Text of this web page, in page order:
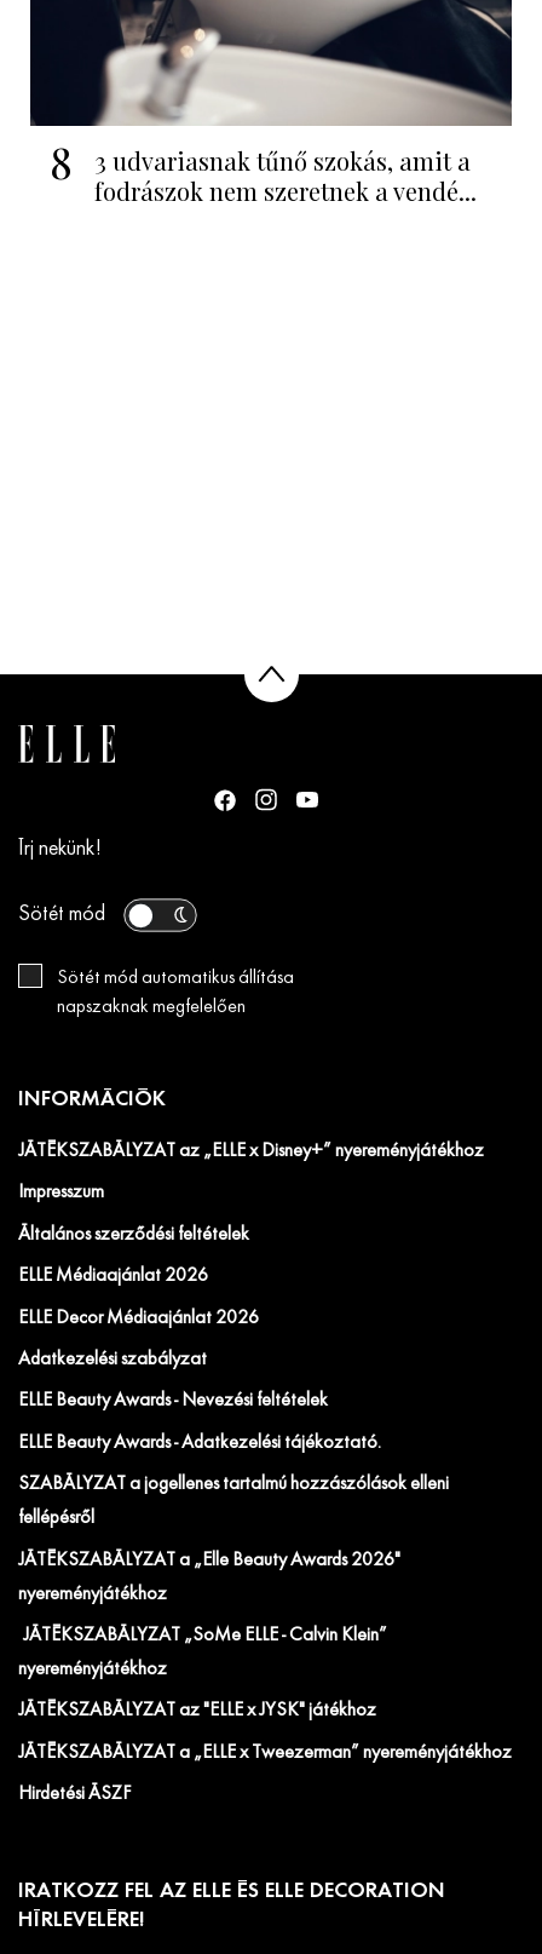
8
3 udvariasnak tűnő szokás, amit a
fodrászok nem szeretnek a vendé...
Írj nekünk!
Sötét mód
Sötét mód automatikus állítása
napszaknak megfelelően
INFORMÁCIÓK
JÁTÉKSZABÁLYZAT az „ELLE x Disney+” nyereményjátékhoz
Impresszum
Általános szerződési feltételek
ELLE Médiaajánlat 2026
ELLE Decor Médiaajánlat 2026
Adatkezelési szabályzat
ELLE Beauty Awards - Nevezési feltételek
ELLE Beauty Awards - Adatkezelési tájékoztató.
SZABÁLYZAT a jogellenes tartalmú hozzászólások elleni
fellépésről
JÁTÉKSZABÁLYZAT a „Elle Beauty Awards 2026"
nyereményjátékhoz
JÁTÉKSZABÁLYZAT „SoMe ELLE - Calvin Klein”
nyereményjátékhoz
JÁTÉKSZABÁLYZAT az "ELLE x JYSK" játékhoz
JÁTÉKSZABÁLYZAT a „ELLE x Tweezerman” nyereményjátékhoz
Hirdetési ÁSZF
IRATKOZZ FEL AZ ELLE ÉS ELLE DECORATION
HÍRLEVELÉRE!